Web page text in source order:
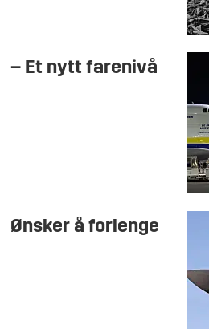
– Et nytt farenivå
Ønsker å forlenge